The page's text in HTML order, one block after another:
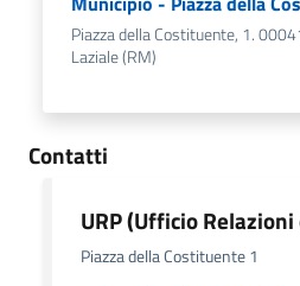
Piazza della Costituente, 1.
Laziale (RM)
Contatti
URP (Ufficio
Piazza della Costituente 1